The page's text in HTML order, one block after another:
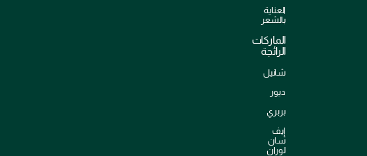
العناية
بالشعر
الماركات
الرائجة
شانيل
ديور
بربري
إيف
سان
لوران